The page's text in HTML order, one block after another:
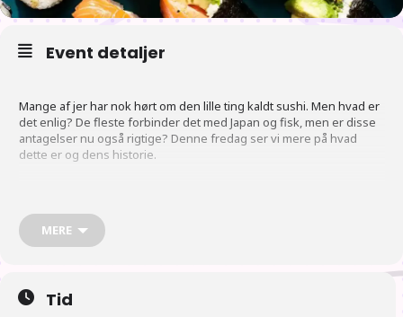
Event detaljer
Mange af jer har nok hørt om den lille ting kaldt sushi. Men hvad er
det enlig? De fleste forbinder det med Japan og fisk, men er disse
antagelser nu også rigtige? Denne fredag ser vi mere på hvad
dette er og dens historie.
betaler selv)
MERE
Tid